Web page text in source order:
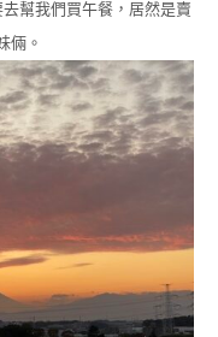
幫我們買午餐，居然是賣
倆。